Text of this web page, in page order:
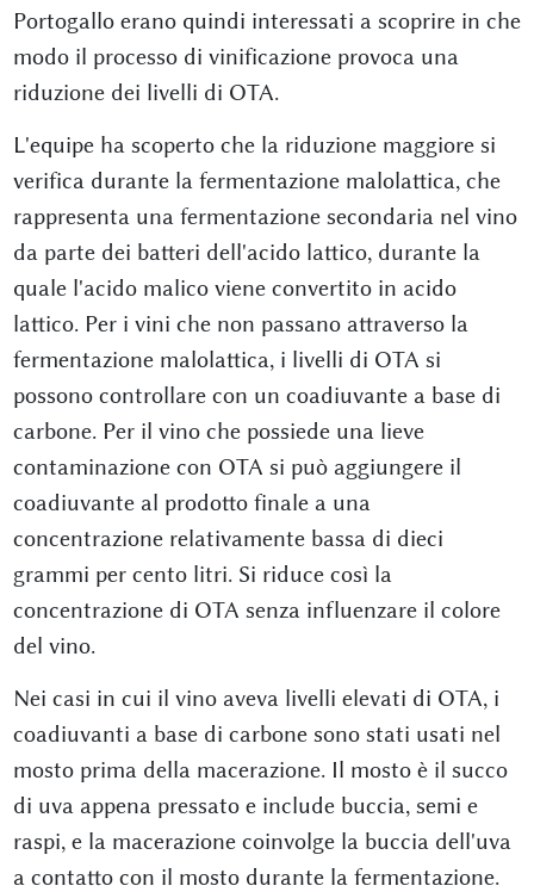
Portogallo erano quindi interessati a scoprire in che
modo il processo di vinificazione provoca una
riduzione dei livelli di OTA.
L'equipe ha scoperto che la riduzione maggiore si
verifica durante la fermentazione malolattica, che
rappresenta una fermentazione secondaria nel vino
da parte dei batteri dell'acido lattico, durante la
quale l'acido malico viene convertito in acido
lattico. Per i vini che non passano attraverso la
fermentazione malolattica, i livelli di OTA si
possono controllare con un coadiuvante a base di
carbone. Per il vino che possiede una lieve
contaminazione con OTA si può aggiungere il
coadiuvante al prodotto finale a una
concentrazione relativamente bassa di dieci
grammi per cento litri. Si riduce così la
concentrazione di OTA senza influenzare il colore
del vino.
Nei casi in cui il vino aveva livelli elevati di OTA, i
coadiuvanti a base di carbone sono stati usati nel
mosto prima della macerazione. Il mosto è il succo
di uva appena pressato e include buccia, semi e
raspi, e la macerazione coinvolge la buccia dell'uva
a contatto con il mosto durante la fermentazione.